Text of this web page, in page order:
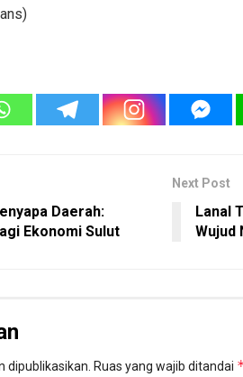
Daerah:
Ekonomi Sulut
Next Post
Lanal
Wujud
dipublikasikan. Ruas yang wajib ditandai